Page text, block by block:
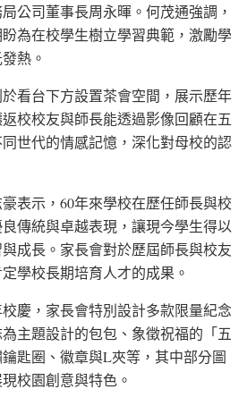
公司董事長周永暉。何茂通強調，
為在校學生樹立學習典範，激勵學
熱。
看台下方設置茶會空間，展示歷年
校校友與師長能透過影像回顧在五
世代的情感記憶，深化對母校的認
表示，60年來學校在歷任師長與校
傳統與卓越表現，讓現今學生得以
成長。家長會對於歷屆師長與校友
學校長期培育人才的成果。
慶，家長會特別設計多款限量紀念
主題設計的包包、象徵祝福的「五
匙圈、徽章與L夾等，其中部分圖
校園創意與特色。